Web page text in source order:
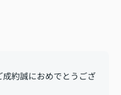
約誠におめでとうござ